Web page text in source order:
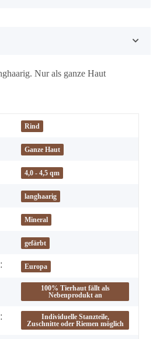
Nur als ganze Haut
Rind
Ganze Haut
4,0 - 4,5 qm
langhaarig
Mineral
gefärbt
Europa
100% Tierhaut fällt als
Nebenprodukt an
Individuelle Stanzteile,
Zuschnitte oder Riemen möglich